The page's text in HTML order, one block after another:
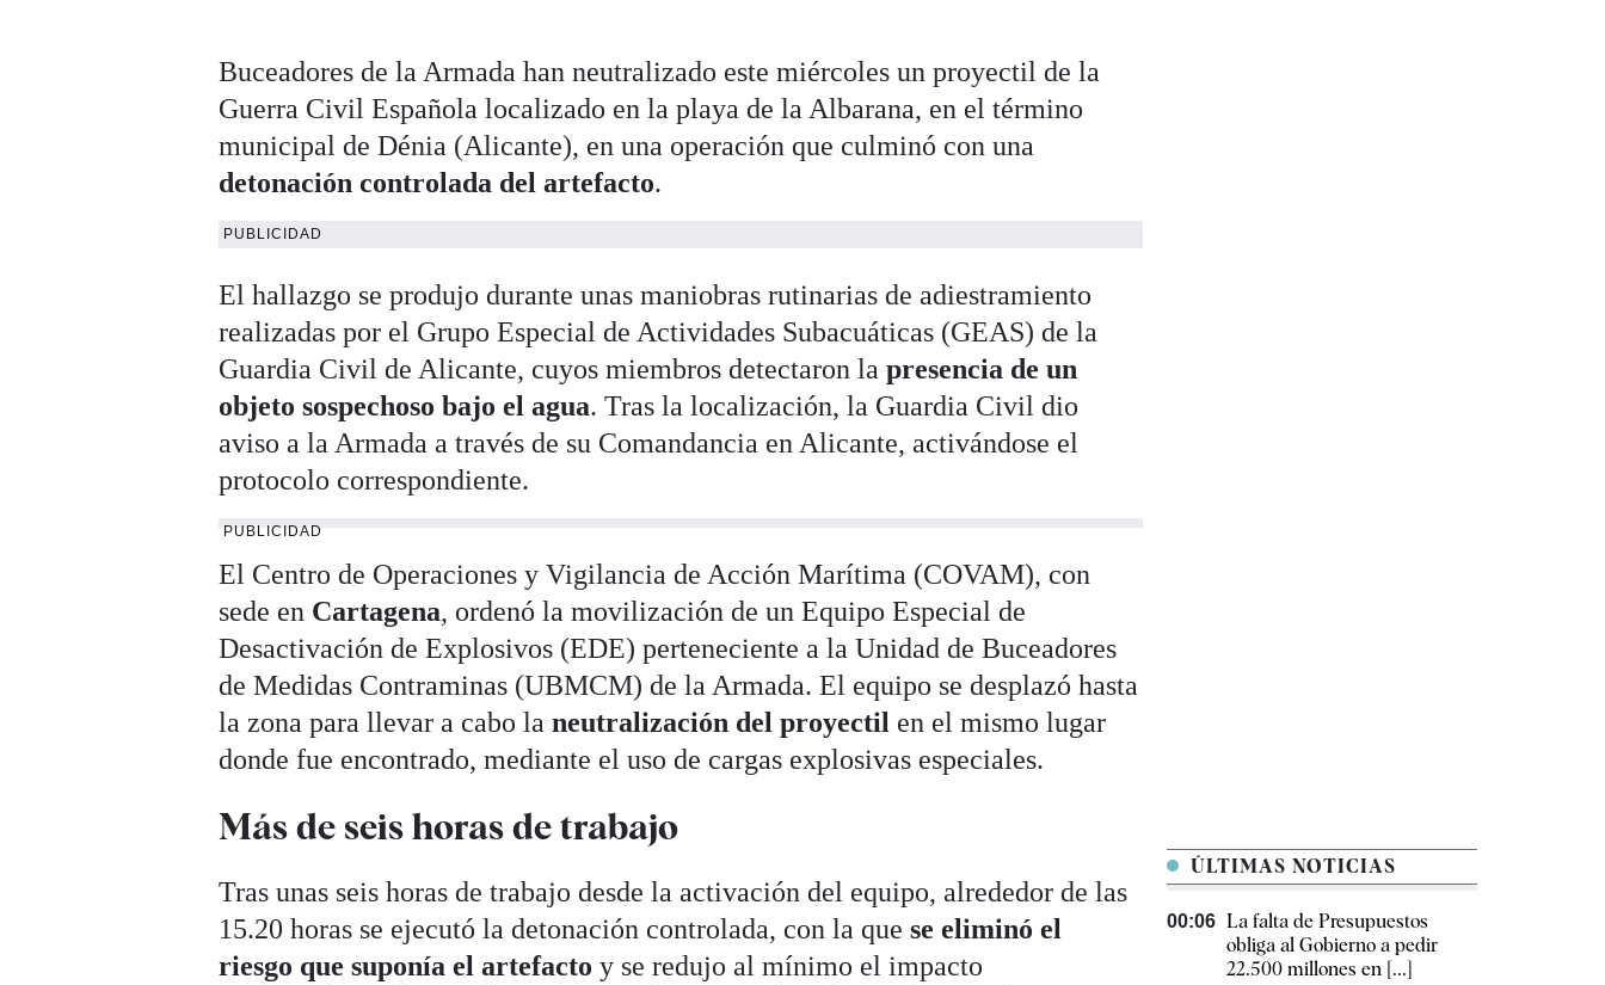
Buceadores de la Armada han neutralizado este miércoles un proyectil de la
Guerra Civil Española localizado en la playa de la Albarana, en el término
municipal de Dénia (Alicante), en una operación que culminó con una
detonación controlada del artefacto.
PUBLICIDAD
El hallazgo se produjo durante unas maniobras rutinarias de adiestramiento
realizadas por el Grupo Especial de Actividades Subacuáticas (GEAS) de la
Guardia Civil de Alicante, cuyos miembros detectaron la presencia de un
objeto sospechoso bajo el agua. Tras la localización, la Guardia Civil dio
aviso a la Armada a través de su Comandancia en Alicante, activándose el
protocolo correspondiente.
PUBLICIDAD
El Centro de Operaciones y Vigilancia de Acción Marítima (COVAM), con
sede en Cartagena, ordenó la movilización de un Equipo Especial de
Desactivación de Explosivos (EDE) perteneciente a la Unidad de Buceadores
de Medidas Contraminas (UBMCM) de la Armada. El equipo se desplazó hasta
la zona para llevar a cabo laneutralización del proyectil en el mismo lugar
donde fue encontrado, mediante el uso de cargas explosivas especiales.
Más de seis horas de trabajo
Tras unas seis horas de trabajo desde la activación del equipo, alrededor de las
15.20 horas se ejecutó la detonación controlada, con la quese eliminó el
riesgo que suponía el artefacto y se redujo al mínimo el impacto
ÚLTIMAS NOTICIAS
00:06 La falta de Presupuestos
obliga al Gobierno a pedir
22.500 millones en [...]